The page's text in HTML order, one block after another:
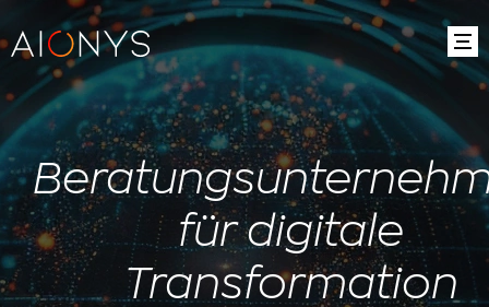
für digitale
Transformation